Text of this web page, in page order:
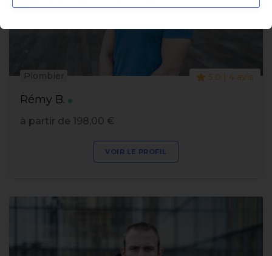
Rémy B.
Plombier 5.0 | 4 avis
à partir de 198,00 €
VOIR LE PROFIL